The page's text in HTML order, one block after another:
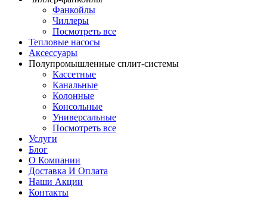
Фанкойлы
Чиллеры
Посмотреть все
Тепловые насосы
Аксессуары
Полупромышленные сплит-системы
Кассетные
Канальные
Колонные
Консольные
Универсальные
Посмотреть все
Услуги
Блог
О Компании
Доставка И Оплата
Наши Акции
Контакты